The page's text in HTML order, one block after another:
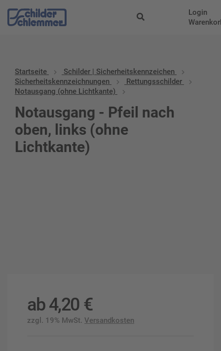
Login
Startseite
Schilder | Sicherheitskennzeichen
Sicherheitskennzeichnungen
Rettungsschilder
Notausgang (ohne Lichtkante)
Notausgang - Pfeil nach
oben, links (ohne
Lichtkante)
ab4,20 €
zzgl. 19% MwSt. Versandkosten